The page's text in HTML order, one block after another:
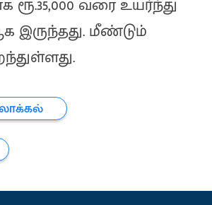
ரூ.35,000 வரை உயர்ந்து
இருந்தது. மீண்டும்